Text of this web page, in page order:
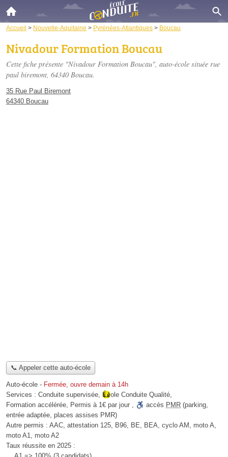
Accueil > Nouvelle-Aquitaine > Pyrénées-Atlantiques > Boucau
Nivadour Formation Boucau
Cette fiche présente "Nivadour Formation Boucau", auto-école située rue
paul biremont, 64340 Boucau.
35 Rue Paul Biremont
64340 Boucau
📞 Appeler cette auto-école
Auto-école - Fermée, ouvre demain à 14h
Services : Conduite supervisée, École Conduite Qualité,
Formation accélérée, Permis à 1€ par jour , accès PMR (parking,
entrée adaptée, places assises PMR)
Autre permis : AAC, attestation 125, B96, BE, BEA, cyclo AM, moto A,
moto A1, moto A2
Taux réussite en 2025 :